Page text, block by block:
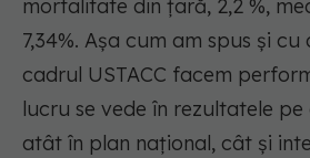
mortalitate din țară, 2,2 %,
7,34%. Așa cum am spus și cu
cadrul USTACC facem
lucru se vede în rezultatele
atât în plan național, cât și